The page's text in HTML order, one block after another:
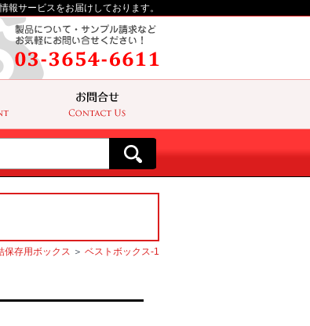
サービスをお届けしております。
保存用ボックス ＞ ベストボックス-1